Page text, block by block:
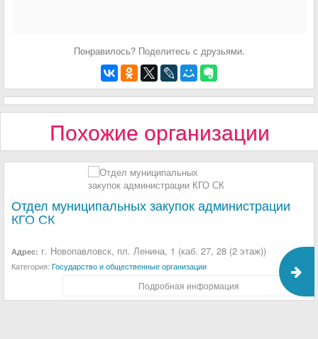
Понравилось? Поделитесь с друзьями.
Похожие организации
Отдел муниципальных закупок администрации
КГО СК
Адрес: г. Новопавловск, пл. Ленина, 1 (каб. 27, 28 (2 этаж))
Категория: Государство и общественные организации
Подробная информация